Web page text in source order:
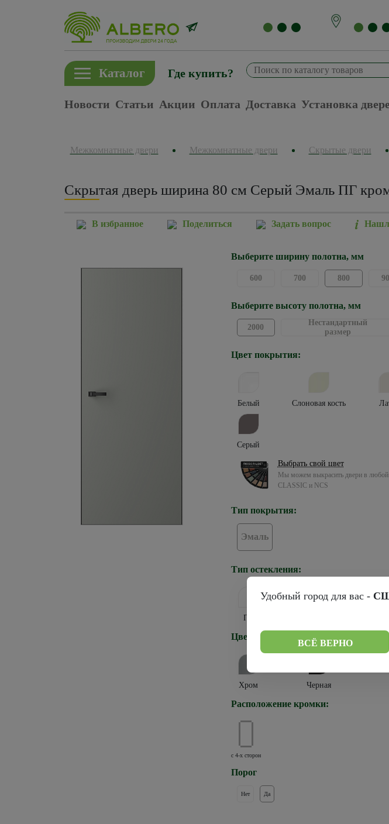
Каталог Где купить?
Новости Статьи Акции Оплата Доставка Установка
Межкомнатные двери Межкомнатные двери Скрытые двери
Скрытая дверь ширина 80 см Серый Эмаль ПГ
В избранное Поделиться Задать вопрос
Выберите ширину полотна, мм
600 700 800
Выберите высоту полотна, мм
2000
Нестандартный
размер
Цвет покрытия:
Белый Слоновая кость
Серый
Выбрать свой цвет
Мы можем выкрасить двери в любой
CLASSIC и NCS
Тип покрытия:
Эмаль
Тип остекления:
ПГ
Цвет кромки:
Хром Черная
Расположение кромки:
с 4-х сторон
Порог
Нет Да
Удобный город для вас -
ВСЁ ВЕРНО